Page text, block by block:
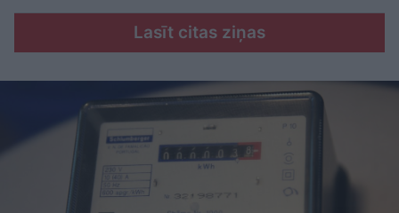
Lasīt citas ziņas